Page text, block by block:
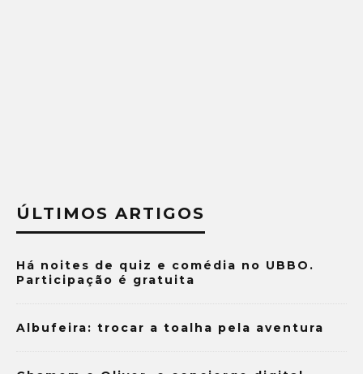
ÚLTIMOS ARTIGOS
Há noites de quiz e comédia no UBBO.
Participação é gratuita
Albufeira: trocar a toalha pela aventura